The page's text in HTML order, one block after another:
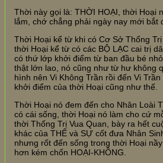
Thời này gọi là: THỜI HOẠI, thời Hoại
lắm, chớ chẳng phải ngày nay mới bắt
Thời Hoại kể từ khi có Cơ Sở Thống
thời Hoại kể từ có các BỘ LẠC cai trị
có thứ lớp khởi điểm từ ban đầu bé
thật lớn lao, nó cũng như từ hư không
hình nên Vi Không Trần rồi đến Vi
khởi điểm của thời Hoại cũng như thế.
Thời Hoại nó đem đến cho Nhân Loài
có cái sống, thời Hoại nó làm cho cứ
thời Thống Trị Vua Quan, bày ra hết
khác của THẾ và SỰ cốt đưa Nhân
nhưng rốt đến sống trong thời Hoại
hơn kém chốn HOẠI-KHÔNG.